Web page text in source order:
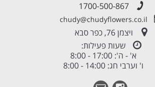
1700-500-867
chudy@chudyflowers.co.il
ויצמן 76, כפר סבא
שעות פעילות:
א' - ה': 17:00 - 8:00
ו' וערבי חג: 14:00 - 8:00